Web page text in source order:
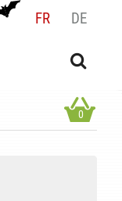
FR DE
OK
0